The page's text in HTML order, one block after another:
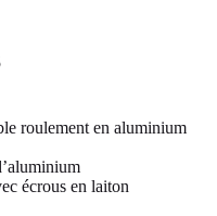
roulement en aluminium
écrous en laiton